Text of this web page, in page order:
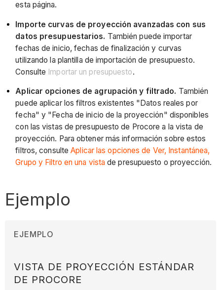
esta página.
Importe curvas de proyección avanzadas con sus
datos presupuestarios. También puede importar
fechas de inicio, fechas de finalización y curvas
utilizando la plantilla de importación de presupuesto.
Consulte Importar un presupuesto.
Aplicar opciones de agrupación y filtrado. También
puede aplicar los filtros existentes "Datos reales por
fecha" y "Fecha de inicio de la proyección" disponibles
con las vistas de presupuesto de Procore a la vista de
proyección. Para obtener más información sobre estos
filtros, consulteAplicar las opciones de Ver, Instantánea,
Grupo y Filtro en una vista de presupuesto o proyección.
Ejemplo
EJEMPLO
VISTA DE PROYECCIÓN ESTÁNDAR
DE PROCORE